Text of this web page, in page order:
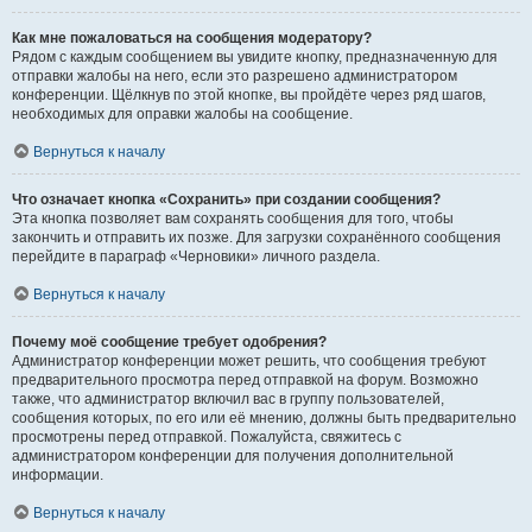
Как мне пожаловаться на сообщения модератору?
Рядом с каждым сообщением вы увидите кнопку, предназначенную для
отправки жалобы на него, если это разрешено администратором
конференции. Щёлкнув по этой кнопке, вы пройдёте через ряд шагов,
необходимых для оправки жалобы на сообщение.
Вернуться к началу
Что означает кнопка «Сохранить» при создании сообщения?
Эта кнопка позволяет вам сохранять сообщения для того, чтобы
закончить и отправить их позже. Для загрузки сохранённого сообщения
перейдите в параграф «Черновики» личного раздела.
Вернуться к началу
Почему моё сообщение требует одобрения?
Администратор конференции может решить, что сообщения требуют
предварительного просмотра перед отправкой на форум. Возможно
также, что администратор включил вас в группу пользователей,
сообщения которых, по его или её мнению, должны быть предварительно
просмотрены перед отправкой. Пожалуйста, свяжитесь с
администратором конференции для получения дополнительной
информации.
Вернуться к началу